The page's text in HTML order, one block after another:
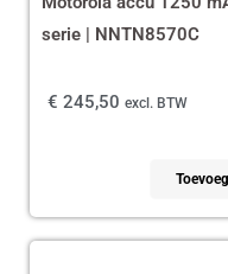
serie | NNTN8570C
€ 245,50 excl. BTW